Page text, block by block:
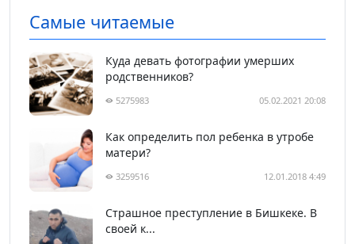
Самые читаемые
Куда девать фотографии умерших
родственников?
5275983 05.02.2021 20:08
Как определить пол ребенка в утробе
матери?
3259516 12.01.2018 4:49
Страшное преступление в Бишкеке. В
своей к...